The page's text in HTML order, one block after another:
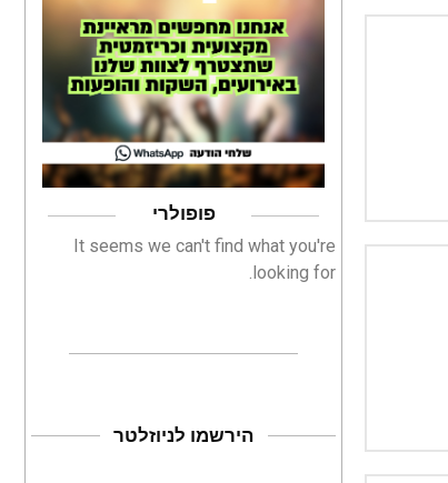
פופולרי
It seems we can't find what you're
looking for.
הירשמו לניוזלטר